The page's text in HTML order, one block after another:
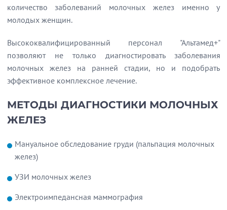
количество заболеваний молочных желез именно у
молодых женщин.
Высококвалифицированный персонал "Альтамед+"
позволяют не только диагностировать заболевания
молочных желез на ранней стадии, но и подобрать
эффективное комплексное лечение.
МЕТОДЫ ДИАГНОСТИКИ МОЛОЧНЫХ
ЖЕЛЕЗ
Мануальное обследование груди (пальпация молочных
желез)
УЗИ молочных желез
Электроимпедансная маммография